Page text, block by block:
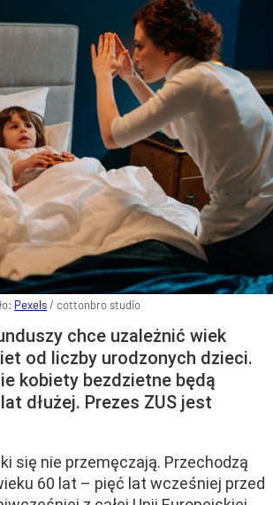
Pexels/ cottonbro studio
chce uzależnić wiek
od liczby urodzonych dzieci.
kobiety bezdzietne będą
dłużej. Prezes ZUS jest
się nie przemęczają. Przechodzą
60 lat – pięć lat wcześniej przed